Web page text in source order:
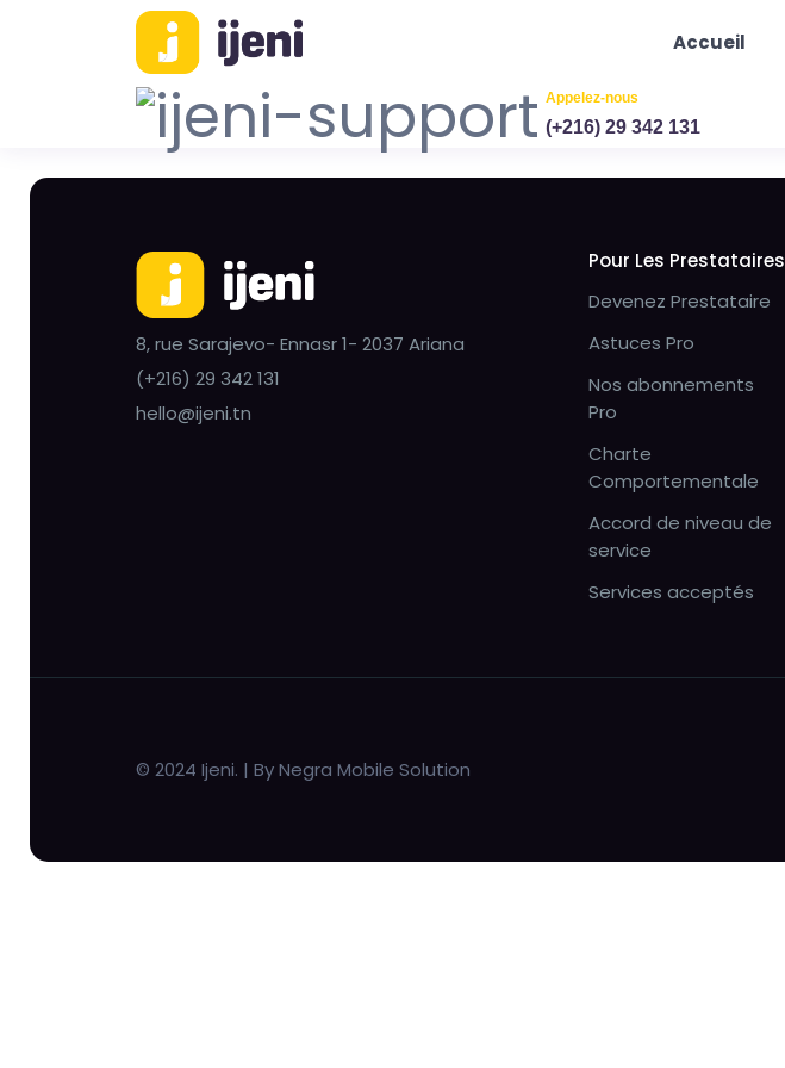
Accueil
Appelez-nous
(+216) 29 342 131
8, rue Sarajevo- Ennasr 1- 2037 Ariana
(+216) 29 342 131
hello@ijeni.tn
Pour Les Prestataires
Devenez Prestataire
Astuces Pro
Nos abonnements
Pro
Charte
Comportementale
Accord de niveau de
service
Services acceptés
© 2024 Ijeni. | By Negra Mobile Solution